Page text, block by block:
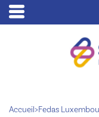
Accueil>Fedas